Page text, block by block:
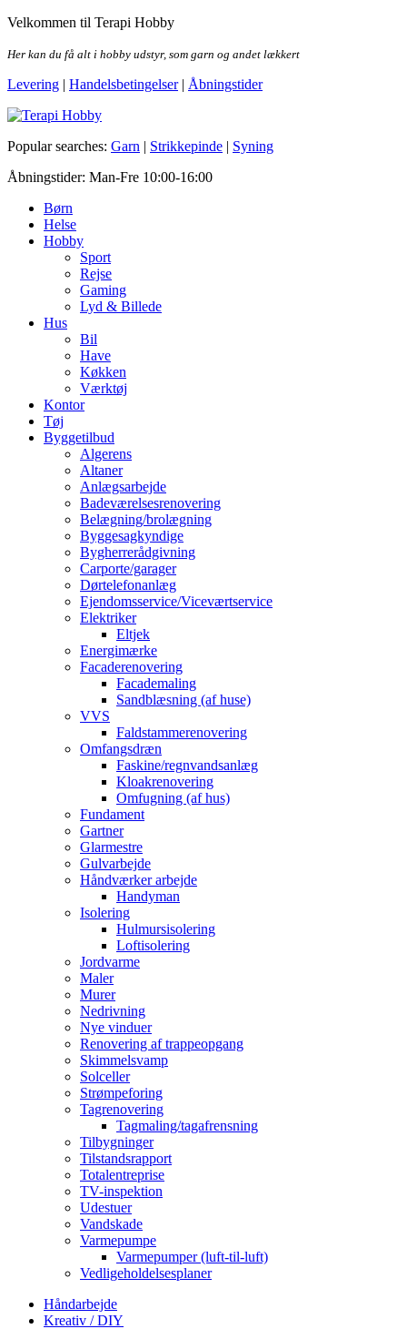
Skip
the
Velkommen til Terapi Hobby
Her kan du få alt i hobby udstyr, som garn og andet lækkert
Levering | Handelsbetingelser| Åbningstider
Terapi Hobby
Popular searches: Garn | Strikkepinde | Syning
Åbningstider: Man-Fre 10:00-16:00
Børn
Helse
Hobby
Sport
Rejse
Gaming
Lyd & Billede
Hus
Bil
Have
Køkken
Værktøj
Kontor
Tøj
Byggetilbud
Algerens
Altaner
Anlægsarbejde
Badeværelsesrenovering
Belægning/brolægning
Byggesagkyndige
Bygherrerådgivning
Carporte/garager
Dørtelefonanlæg
Ejendomsservice/Viceværtservice
Elektriker
Eltjek
Energimærke
Facaderenovering
Facademaling
Sandblæsning (af huse)
VVS
Faldstammerenovering
Omfangsdræn
Faskine/regnvandsanlæg
Kloakrenovering
Omfugning (af hus)
Fundament
Gartner
Glarmestre
Gulvarbejde
Håndværker arbejde
Handyman
Isolering
Hulmursisolering
Loftisolering
Jordvarme
Maler
Murer
Nedrivning
Nye vinduer
Renovering af trappeopgang
Skimmelsvamp
Solceller
Strømpeforing
Tagrenovering
Tagmaling/tagafrensning
Tilbygninger
Tilstandsrapport
Totalentreprise
TV-inspektion
Udestuer
Vandskade
Varmepumpe
Varmepumper (luft-til-luft)
Vedligeholdelsesplaner
Håndarbejde
Kreativ / DIY